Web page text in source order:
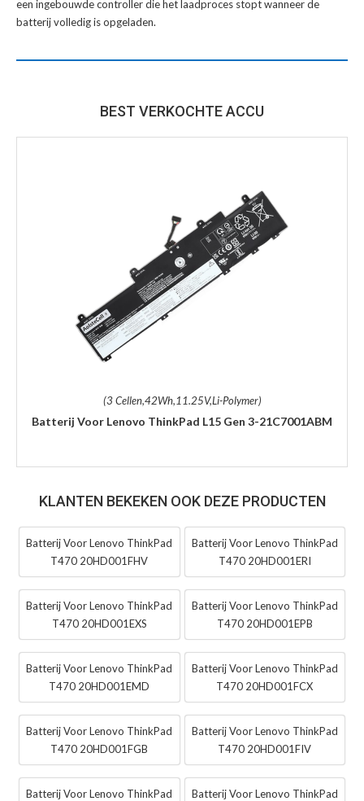
een ingebouwde controller die het laadproces stopt wanneer de
batterij volledig is opgeladen.
BEST VERKOCHTE ACCU
(3 Cellen,42Wh,11.25V,Li-Polymer)
Batterij Voor Lenovo ThinkPad L15 Gen 3-21C7001ABM
KLANTEN BEKEKEN OOK DEZE PRODUCTEN
Batterij Voor Lenovo ThinkPad
T470 20HD001FHV
Batterij Voor Lenovo ThinkPad
T470 20HD001ERI
Batterij Voor Lenovo ThinkPad
T470 20HD001EXS
Batterij Voor Lenovo ThinkPad
T470 20HD001EPB
Batterij Voor Lenovo ThinkPad
T470 20HD001EMD
Batterij Voor Lenovo ThinkPad
T470 20HD001FCX
Batterij Voor Lenovo ThinkPad
T470 20HD001FGB
Batterij Voor Lenovo ThinkPad
T470 20HD001FIV
Batterij Voor Lenovo ThinkPad
Batterij Voor Lenovo ThinkPad